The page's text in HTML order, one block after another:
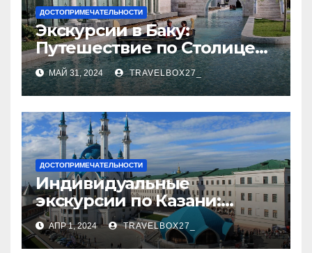
ДОСТОПРИМЕЧАТЕЛЬНОСТИ
Экскурсии в Баку:
Путешествие по Столице
Азербайджана
МАЙ 31, 2024 TRAVELBOX27_
ДОСТОПРИМЕЧАТЕЛЬНОСТИ
Индивидуальные
экскурсии по Казани:
откройте город с новой
стороны
АПР 1, 2024 TRAVELBOX27_